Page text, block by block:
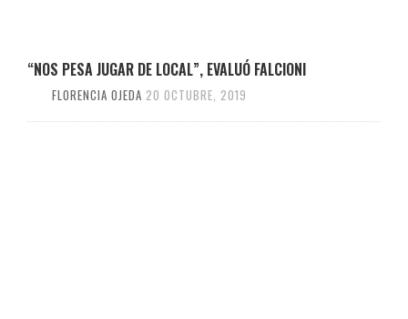
“NOS PESA JUGAR DE LOCAL”, EVALUÓ FALCIONI
FLORENCIA OJEDA 20 OCTUBRE, 2019